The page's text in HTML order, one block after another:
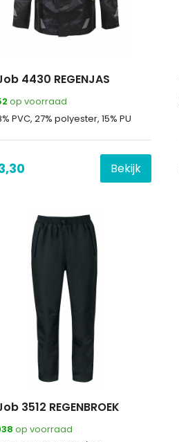
4430 REGENJAS
op voorraad
PVC, 27% polyester, 15% PU
Bekijk
3512 REGENBROEK
op voorraad